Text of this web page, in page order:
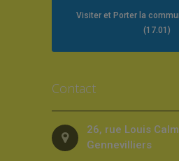
Visiter et Porter la
(17.01)
Contact
26, rue Louis
Gennevilliers